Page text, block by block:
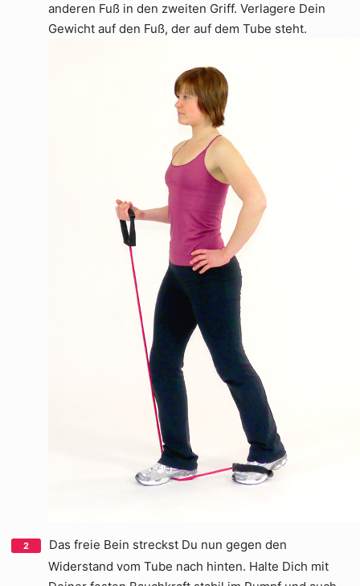
anderen Fuß in den zweiten Griff. Verlagere Dein
Gewicht auf den Fuß, der auf dem Tube steht.
Das freie Bein streckst Du nun gegen den
Widerstand vom Tube nach hinten. Halte Dich mit